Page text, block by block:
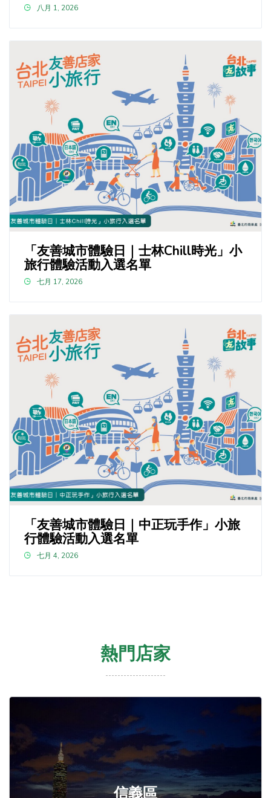
八月 1, 2026
「友善城市體驗日｜士林Chill時光」小
旅行體驗活動入選名單
七月 17, 2026
「友善城市體驗日｜中正玩手作」小旅
行體驗活動入選名單
七月 4, 2026
熱門店家
信義區